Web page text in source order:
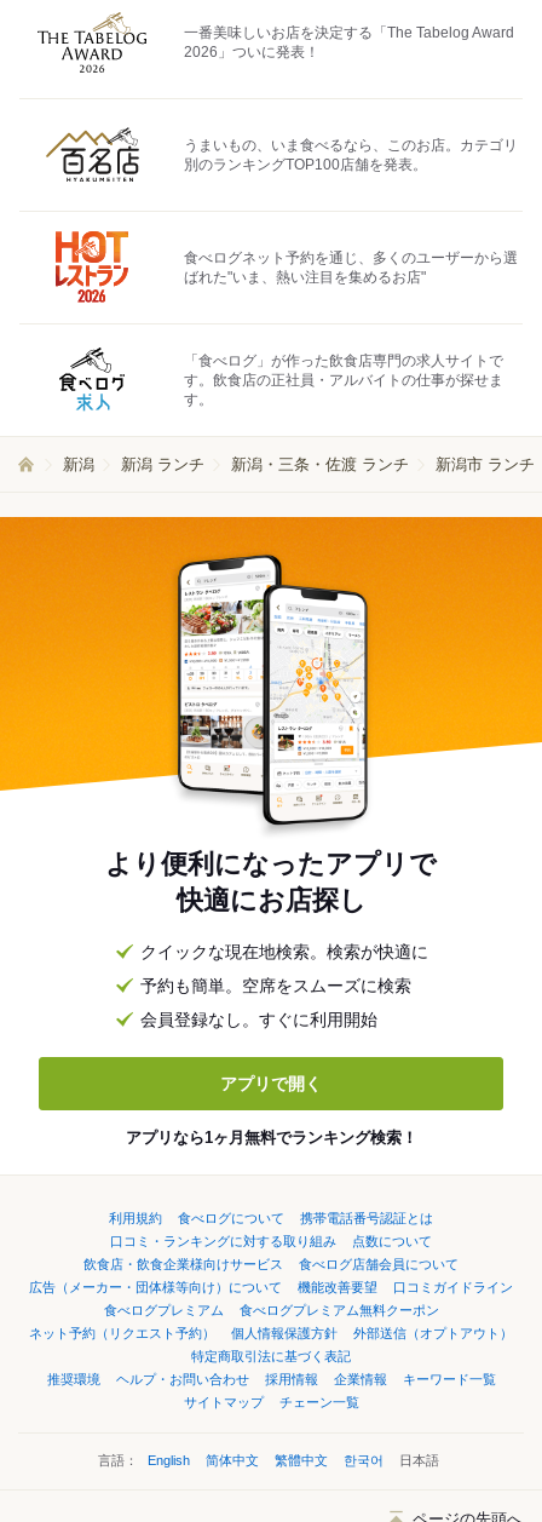
一番美味しいお店を決定する「The Tabelog Award
2026」ついに発表！
うまいもの、いま食べるなら、このお店。カテゴリ
別のランキングTOP100店舗を発表。
食べログネット予約を通じ、多くのユーザーから選
ばれた"いま、熱い注目を集めるお店"
「食べログ」が作った飲食店専門の求人サイトで
す。飲食店の正社員・アルバイトの仕事が探せま
す。
新潟 新潟 ランチ 新潟・三条・佐渡 ランチ 新潟市 ランチ
より便利になったアプリで
快適にお店探し
クイックな現在地検索。検索が快適に
予約も簡単。空席をスムーズに検索
会員登録なし。すぐに利用開始
アプリで開く
アプリなら1ヶ月無料でランキング検索！
利用規約 食べログについて
携帯電話番号認証とは
口コミ・ランキングに対する取り組み
点数について
飲食店・飲食企業様向けサービス
食べログ店舗会員について
広告（メーカー・団体様等向け）について
機能改善要望
口コミガイドライン
食べログプレミアム
食べログプレミアム無料クーポン
ネット予約（リクエスト予約）
個人情報保護方針
外部送信（オプトアウト）
特定商取引法に基づく表記
推奨環境
ヘルプ・お問い合わせ 採用情報 企業情報
キーワード一覧
サイトマップ
チェーン一覧
言語： English 简体中文 繁體中文 한국어 日本語